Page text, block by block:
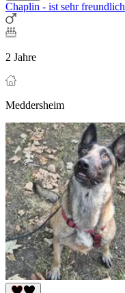
Chaplin - ist sehr freundlich
2 Jahre
Meddersheim